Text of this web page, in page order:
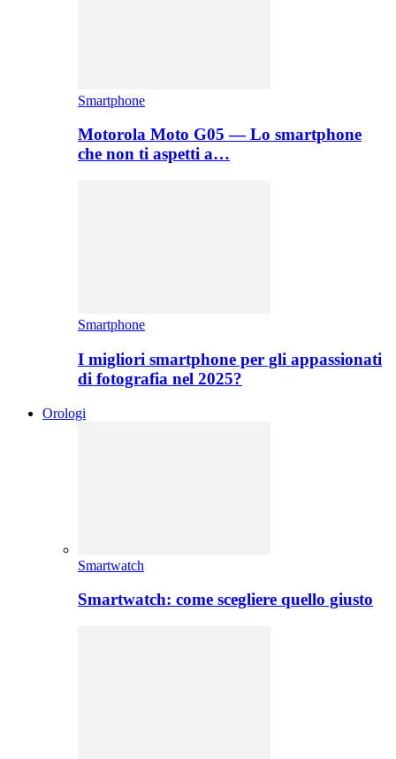
Smartphone
Motorola Moto G05 — Lo smartphone
che non ti aspetti a…
Smartphone
I migliori smartphone per gli appassionati
di fotografia nel 2025?
Orologi
Smartwatch
Smartwatch: come scegliere quello giusto